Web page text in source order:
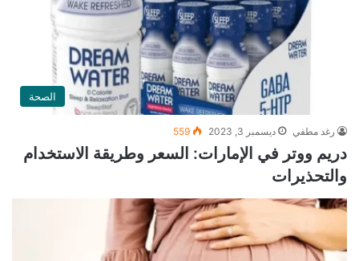
الصحة
رغد مطفي ديسمبر 3, 2023 559
دريم ووتر في الإمارات: السعر وطريقة الاستخدام
والتحذيرات